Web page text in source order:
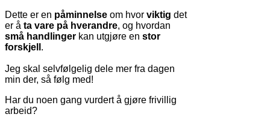
Dette er en påminnelse om hvor viktig det
er å ta vare på hverandre, og hvordan
små handlinger kan utgjøre en stor
forskjell .
Jeg skal selvfølgelig dele mer fra dagen
min der, så følg med!
Har du noen gang vurdert å gjøre frivillig
arbeid?